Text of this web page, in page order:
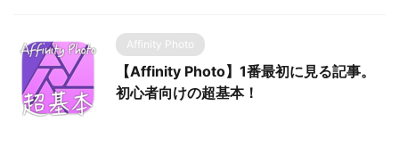
Affinity Photo
【Affinity Photo】1番最初に見る記事。
初心者向けの超基本！